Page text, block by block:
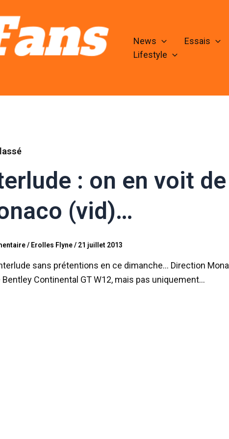
News Essais
Lifestyle
: on en voit
(vid)…
/ Erolles Flyne/ 21 juillet 2013
sans prétentions en ce dimanche… Direction
Bentley Continental GT W12, mais pas uniquement…